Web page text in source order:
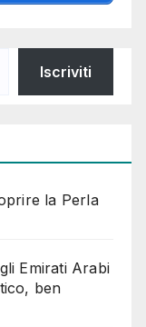
Iscriviti
la Perla
Emirati Arabi
ben